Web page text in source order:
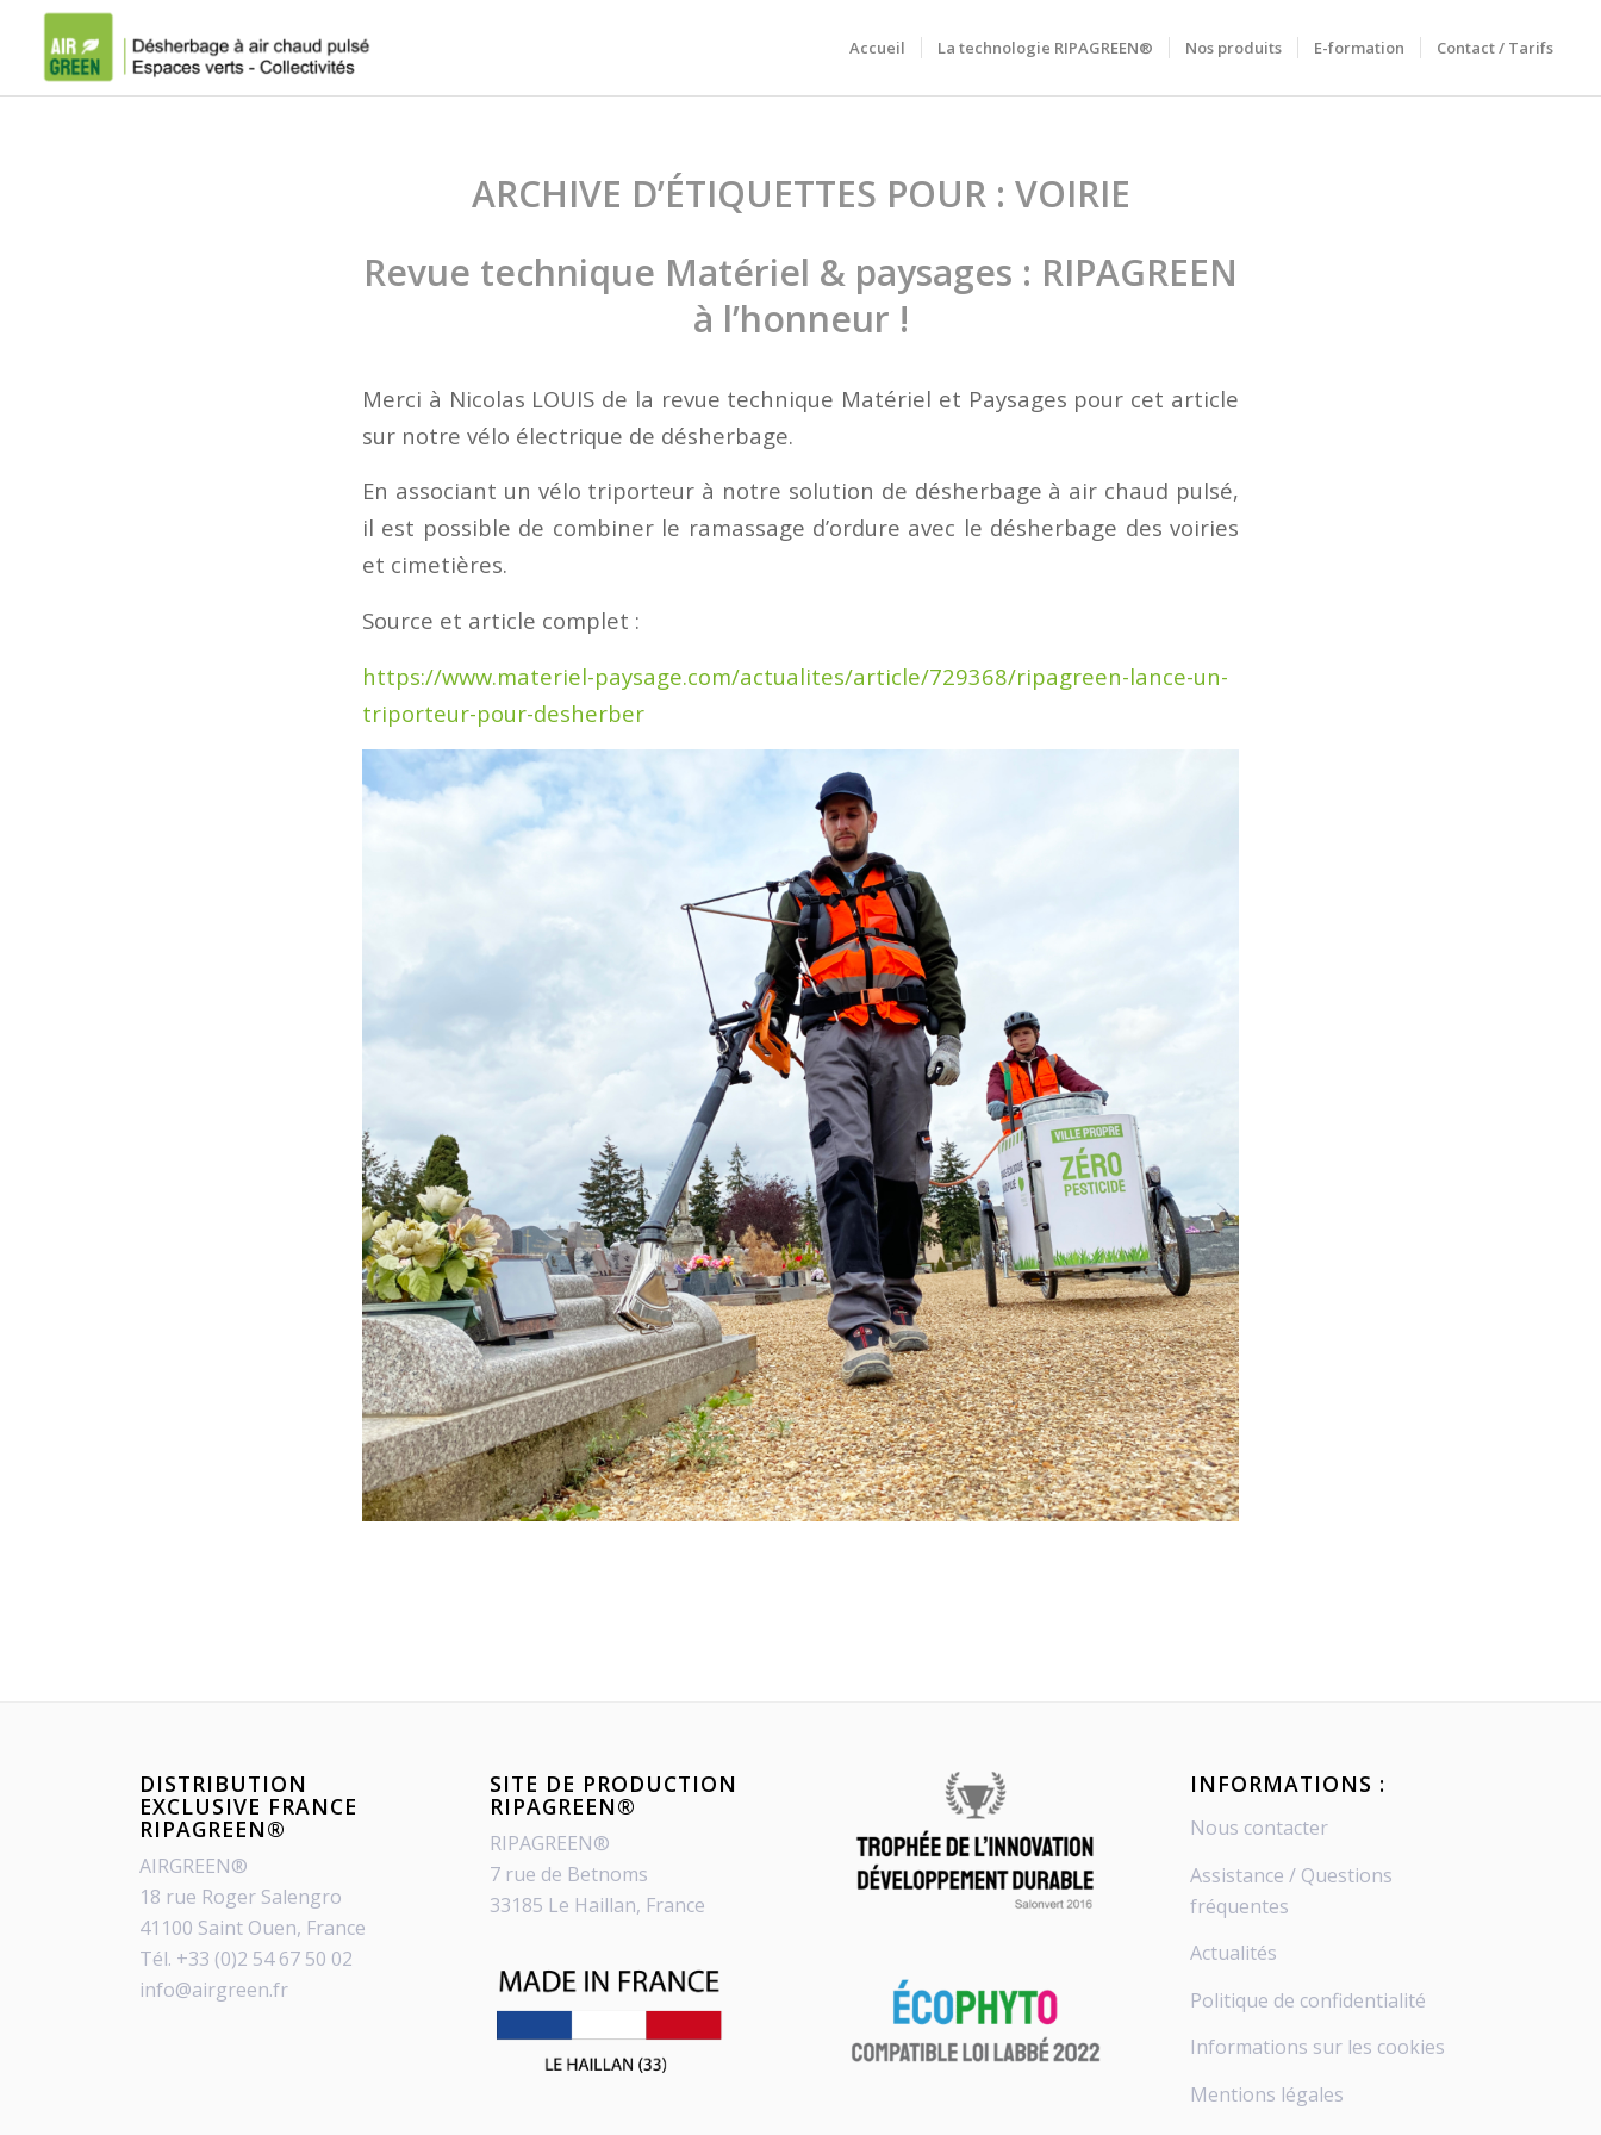
Accueil La technologie RIPAGREEN® Nos produits E-formation Contact / Tarifs
ARCHIVE D’ÉTIQUETTES POUR : VOIRIE
Revue technique Matériel & paysages : RIPAGREEN
à l’honneur !
Merci à Nicolas LOUIS de la revue technique Matériel et Paysages pour cet article
sur notre vélo électrique de désherbage.
En associant un vélo triporteur à notre solution de désherbage à air chaud pulsé,
il est possible de combiner le ramassage d’ordure avec le désherbage des voiries
et cimetières.
Source et article complet :
https://www.materiel-paysage.com/actualites/article/729368/ripagreen-lance-un-
triporteur-pour-desherber
DISTRIBUTION
EXCLUSIVE FRANCE
RIPAGREEN®
AIRGREEN®
18 rue Roger Salengro
41100 Saint Ouen, France
Tél. +33 (0)2 54 67 50 02
info@airgreen.fr
SITE DE PRODUCTION
RIPAGREEN®
RIPAGREEN®
7 rue de Betnoms
33185 Le Haillan, France
INFORMATIONS :
Nous contacter
Assistance / Questions
fréquentes
Actualités
Politique de confidentialité
Informations sur les cookies
Mentions légales